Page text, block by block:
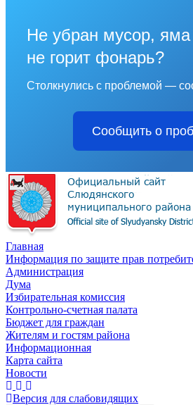
Не убран мусор, яма
не горит фонарь?
Столкнулись с проблемой —
Сообщить о
Главная
Информация по защите прав
Администрация
Дума
Избирательная комиссия
Контрольно-счетная палата
Бюджет для граждан
Жителям и гостям района
Информационная
Карта сайта
Новости
Версия для слабовидящих